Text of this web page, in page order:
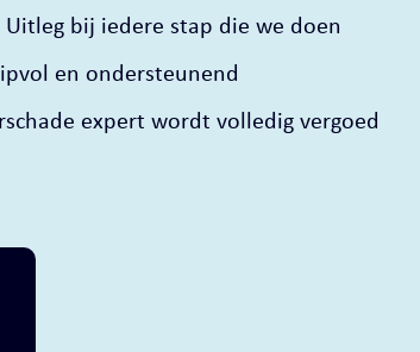
Uitleg bij iedere stap die we doen
en ondersteunend
expert wordt volledig vergoed